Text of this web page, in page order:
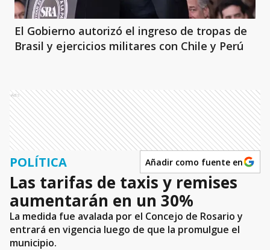
El Gobierno autorizó el ingreso de tropas de
Brasil y ejercicios militares con Chile y Perú
Ads
POLÍTICA Añadir como fuente en
Las tarifas de taxis y remises
aumentarán en un 30%
La medida fue avalada por el Concejo de Rosario y
entrará en vigencia luego de que la promulgue el
municipio.